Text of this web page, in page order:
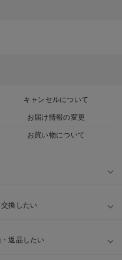
キャンセルについて
お届け情報の変更
お買い物について
換したい
返品したい